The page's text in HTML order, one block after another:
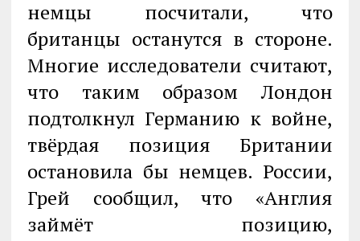
немцы посчитали, что
британцы останутся в стороне.
Многие исследователи считают,
что таким образом Лондон
подтолкнул Германию к войне,
твёрдая позиция Британии
остановила бы немцев. России,
Грей сообщил, что «Англия
займёт позицию,